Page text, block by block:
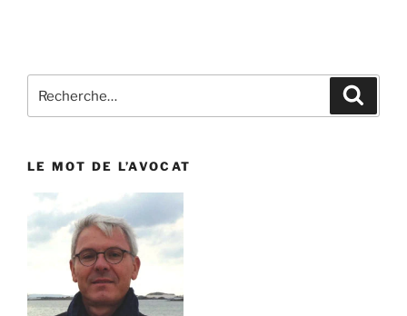
pour
LE MOT DE L’AVOCAT